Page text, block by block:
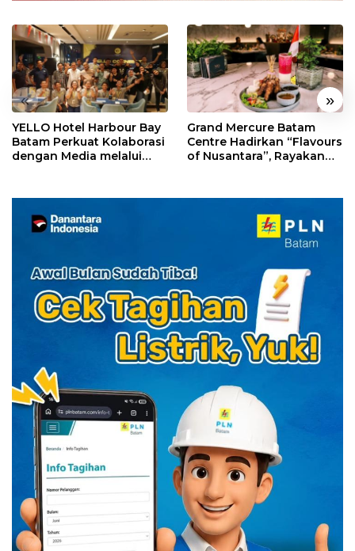
« »
YELLO Hotel Harbour Bay
Batam Perkuat Kolaborasi
dengan Media melalui
Grand Mercure Batam
Centre Hadirkan “Flavours
of Nusantara”, Rayakan